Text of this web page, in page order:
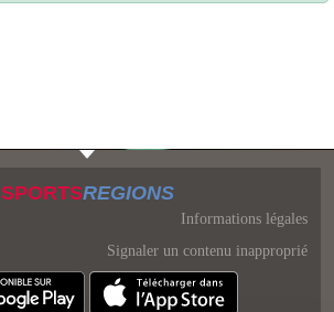
SPORTSREGIONS
Informations légales
Signaler un contenu inapproprié